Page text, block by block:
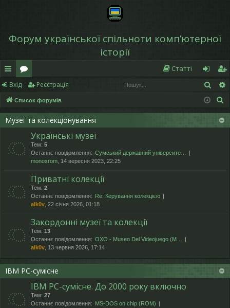
Форум української спільноти компʼютерної
історії
в
и
дк
д
ос
о
ру
м
Статті
хі
д
еє
ст
р
я
Вхід Реєстрація
Список форумів
Музеї та колекціонування
Українські музеї
Тем: 5
Останнє повідомлення: Сумський державний університе…
monoxrom , 14 вересня 2023, 22:25
Приватні колекції
Тем: 2
Останнє повідомлення:
Re: Керування колекцією
alk0v , 22 січня 2026, 01:18
Закордонні музеї та колекції
Тем: 13
Останнє повідомлення: OXO - Museo Del Videojuego (М…
alk0v , 13 червня 2026, 17:14
IBM PC-сумісне
IBM PC-сумісне. До 2000 року включно
Тем: 27
Останнє повідомлення: MS-DOS on chip (ROM)